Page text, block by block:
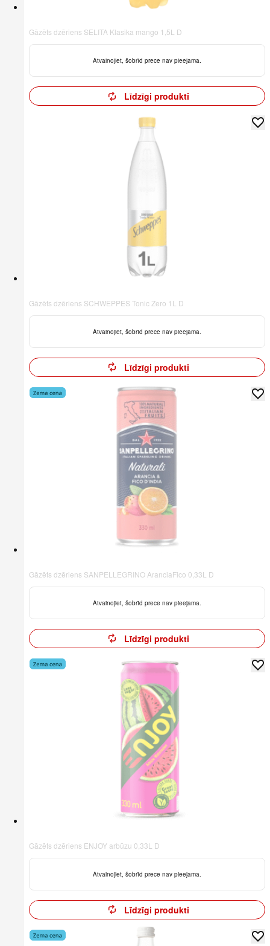
Gāzēts dzēriens SELITA Klasika mango 1,5L D
Atvainojiet, šobrīd prece nav pieejama.
Līdzīgi produkti
Gāzēts dzēriens SCHWEPPES Tonic Zero 1L D
Atvainojiet, šobrīd prece nav pieejama.
Līdzīgi produkti
Gāzēts dzēriens SANPELLEGRINO AranciaFico 0,33L D
Atvainojiet, šobrīd prece nav pieejama.
Līdzīgi produkti
Gāzēts dzēriens ENJOY arbūzu 0,33L D
Atvainojiet, šobrīd prece nav pieejama.
Līdzīgi produkti